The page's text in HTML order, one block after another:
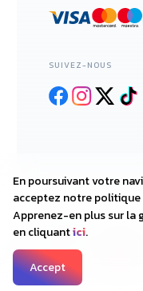
SUIVEZ-NOUS
2018—2025
DESIGNED WITH
En poursuivant votre
acceptez notre politique
Apprenez-en plus sur la
en cliquantici.
Accept